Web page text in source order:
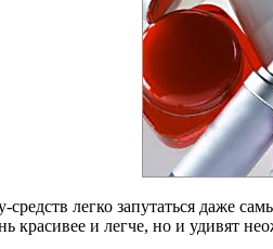
средств легко запутаться даже
красивее и легче, но и удивят